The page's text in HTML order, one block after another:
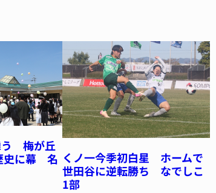
う 梅が丘
史に幕 名 くノ一今季初白星 ホームで
世田谷に逆転勝ち なでしこ
1部